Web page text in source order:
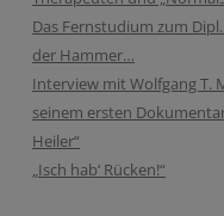
Das Fernstudium zum
der Hammer…
Interview mit Wolfgang T.
seinem ersten
Heiler“
„Isch hab‘ Rücken!“